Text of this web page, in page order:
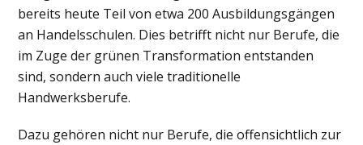
bereits heute Teil von etwa 200 Ausbildungsgängen
an Handelsschulen. Dies betrifft nicht nur Berufe, die
im Zuge der grünen Transformation entstanden
sind, sondern auch viele traditionelle
Handwerksberufe.
Dazu gehören nicht nur Berufe, die offensichtlich zur